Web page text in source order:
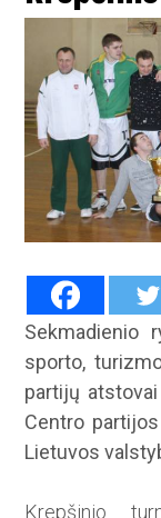
Sekmadienio
sporto,
partijų
Centro
Lietuvos
Krepšinio